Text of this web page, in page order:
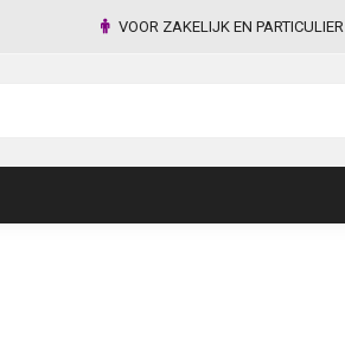
VOOR ZAKELIJK EN PARTICULIER